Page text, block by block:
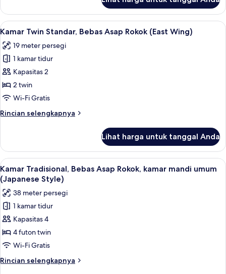
Kamar
Keluarga,
Bebas
Rokok
Lihat
semua
foto
untuk
Kamar
Twin
Standar,
Asap
Wing)
Kamar Twin Standar, Bebas Asap
4
Kamar Twin Standar, Bebas Asap Rokok (East Wing)
19 meter persegi
1 kamar tidur
Kapasitas 2
2 twin
Wi-Fi Gratis
Rincian selengkapnya
Rincian
Kamar
Twin
Standar,
Bebas
Asap
Rokok
(East
Wing)
Lihat harga untuk tanggal Anda
Lihat
semua
foto
untuk
Kamar
Tradisional,
Bebas
Asap
Rokok,
kamar
Brankas, tirai kedap cahaya, Wi-Fi
4
Kamar Tradisional, Bebas Asap Rokok, kamar mandi umum
(Japanese Style)
38 meter persegi
1 kamar tidur
Kapasitas 4
4 futon twin
Wi-Fi Gratis
Rincian selengkapnya
Rincian